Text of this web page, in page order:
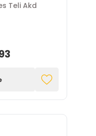
Teli Akd